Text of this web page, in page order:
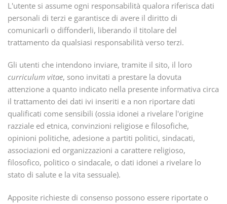
L'utente si assume ogni responsabilità qualora riferisca dati
personali di terzi e garantisce di avere il diritto di
comunicarli o diffonderli, liberando il titolare del
trattamento da qualsiasi responsabilità verso terzi.
Gli utenti che intendono inviare, tramite il sito, il loro
curriculum vitae, sono invitati a prestare la dovuta
attenzione a quanto indicato nella presente informativa circa
il trattamento dei dati ivi inseriti e a non riportare dati
qualificati come sensibili (ossia idonei a rivelare l'origine
razziale ed etnica, convinzioni religiose e filosofiche,
opinioni politiche, adesione a partiti politici, sindacati,
associazioni ed organizzazioni a carattere religioso,
filosofico, politico o sindacale, o dati idonei a rivelare lo
stato di salute e la vita sessuale).
Apposite richieste di consenso possono essere riportate o